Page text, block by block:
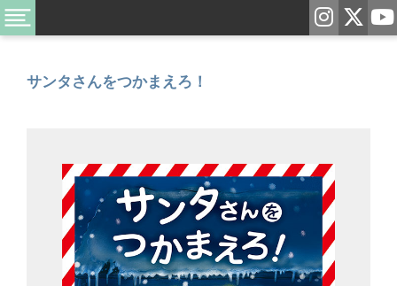
サンタさんをつかまえろ！